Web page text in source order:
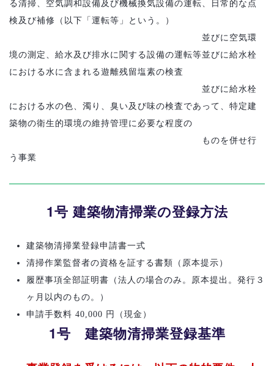
る清掃、空気調和設備及び機械換気設備の運転、日常的な点
検及び補修（以下「運転等」という。）
並びに空気環
境の測定、給水及び排水に関する設備の運転等並びに給水栓
における水に含まれる遊離残留塩素の検査
並びに給水栓
における水の色、濁り、臭い及び味の検査であって、特定建
築物の衛生的環境の維持管理に必要な程度の
ものを併せ行
う事業
1号 建築物清掃業の登録方法
建築物清掃業登録申請書一式
清掃作業監督者の資格を証する書類（原本提示）
履歴事項全部証明書（法人の場合のみ。原本提出。発行３
ヶ月以内のもの。）
申請手数料 40,000 円（現金）
1号 建築物清掃業登録基準